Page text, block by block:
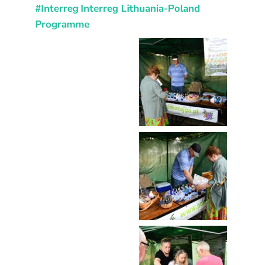
#Interreg Interreg Lithuania-Poland
Programme